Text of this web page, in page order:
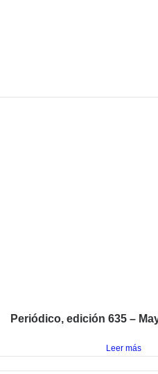
Periódico, edición 635 –
Leer más